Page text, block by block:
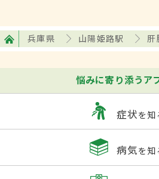
兵庫県 山陽姫路駅 肝
悩みに寄り添うア
症状を知
病気を知